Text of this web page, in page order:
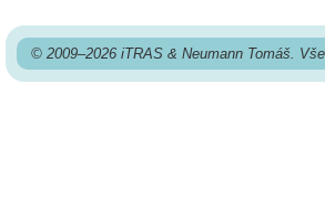
© 2009–2026 iTRAS & Neumann Tomáš.